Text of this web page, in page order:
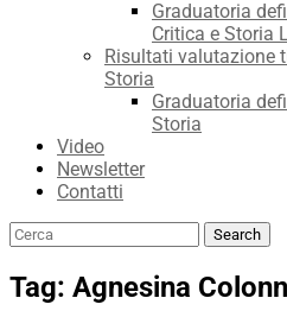
Graduatoria
Critica e Storia
Risultati valutazione
Storia
Graduatoria
Storia
Video
Newsletter
Contatti
Search
Search
Tag: Agnesina